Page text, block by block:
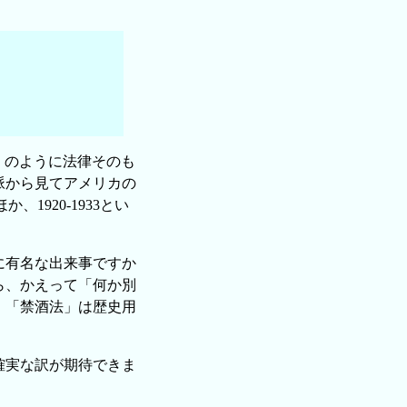
のように法律そのも
ら見てアメリカの
、1920-1933とい
有名な出来事ですか
かえって「何か別
禁酒法」は歴史用
な訳が期待できま